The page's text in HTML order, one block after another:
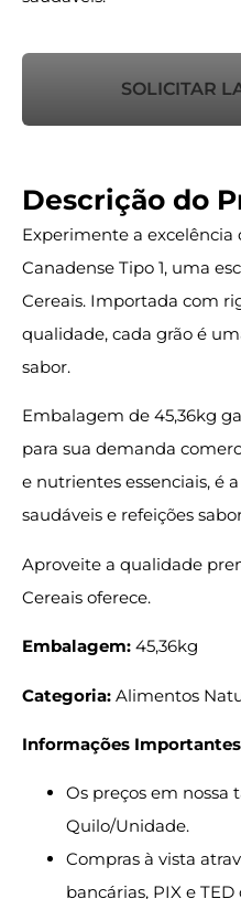
SOLICITAR
Descrição do
Experimente a excelência
Canadense Tipo 1, uma
Cereais. Importada com
qualidade, cada grão é
sabor.
Embalagem de 45,36kg
para sua demanda
e nutrientes essenciais, é
saudáveis e refeições
Aproveite a qualidade
Cereais oferece.
Embalagem: 45,36kg
Categoria: Alimentos
Informações
Os preços em nossa
Quilo/Unidade.
Compras à vista
bancárias, PIX e